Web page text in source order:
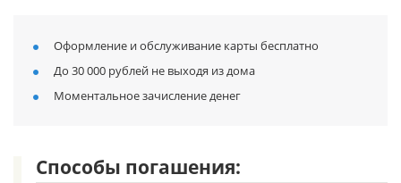
Оформление и обслуживание карты бесплатно
До 30 000 рублей не выходя из дома
Моментальное зачисление денег
Способы погашения: